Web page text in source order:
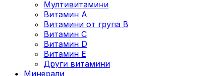
Мултивитамини
Витамин А
Витамини от група B
Витамин C
Витамин D
Витамин E
Други витамини
Минерали